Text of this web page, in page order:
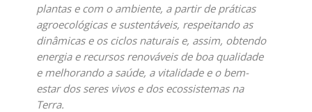
plantas e com o ambiente, a partir de práticas
agroecológicas e sustentáveis, respeitando as
dinâmicas e os ciclos naturais e, assim, obtendo
energia e recursos renováveis de boa qualidade
e melhorando a saúde, a vitalidade e o bem-
estar dos seres vivos e dos ecossistemas na
Terra.